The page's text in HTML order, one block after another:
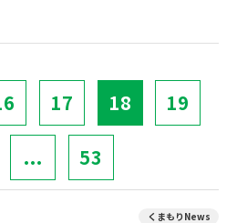
17 18 19
... 53
くまもりNews